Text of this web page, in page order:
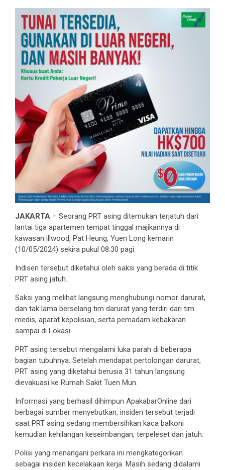
JAKARTA – Seorang PRT asing ditemukan terjatuh dari
lantai tiga apartemen tempat tinggal majikannya di
kawasan illwood, Pat Heung, Yuen Long kemarin
(10/05/2024) sekira pukul 08:30 pagi.
Indisen tersebut diketahui oleh saksi yang berada di titik
PRT asing jatuh.
Saksi yang melihat langsung menghubungi nomor darurat,
dan tak lama berselang tim darurat yang terdiri dari tim
medis, aparat kepolisian, serta pemadam kebakaran
sampai di Lokasi.
PRT asing tersebut mengalami luka parah di beberapa
bagian tubuhnya. Setelah mendapat pertolongan darurat,
PRT asing yang diketahui berusia 31 tahun langsung
dievakuasi ke Rumah Sakit Tuen Mun.
Informasi yang berhasil dihimpun ApakabarOnline dari
berbagai sumber menyebutkan, insiden tersebut terjadi
saat PRT asing sedang membersihkan kaca balkoni
kemudian kehilangan keseimbangan, terpeleset dan jatuh.
Polisi yang menangani perkara ini mengkategorikan
sebagai insiden kecelakaan kerja. Masih sedang didalami